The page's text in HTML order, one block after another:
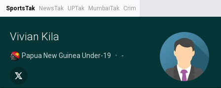
SportsTak NewsTak UPTak MumbaiTak CrimeTak
Vivian Kila
Papua New Guinea Under-19 • -